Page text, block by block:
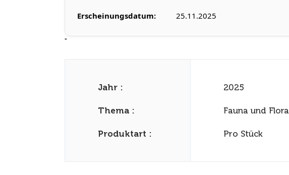
Erscheinungsdatum: 25.11.2025
"
Jahr :
Thema :
Produktart :
2025
Fauna und Flora
Pro Stück